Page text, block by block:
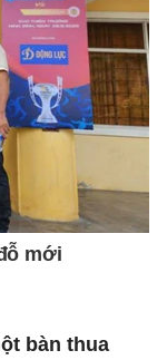
bàn thua